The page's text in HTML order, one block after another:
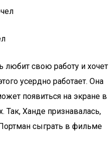
любит свою работу и хочет
усердно работает. Она
появиться на экране в
Так, Ханде признавалась,
сыграть в фильме